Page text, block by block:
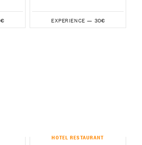
EXPERIENCE — 30€
HOTEL RESTAURANT